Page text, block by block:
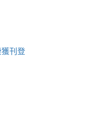
刊登